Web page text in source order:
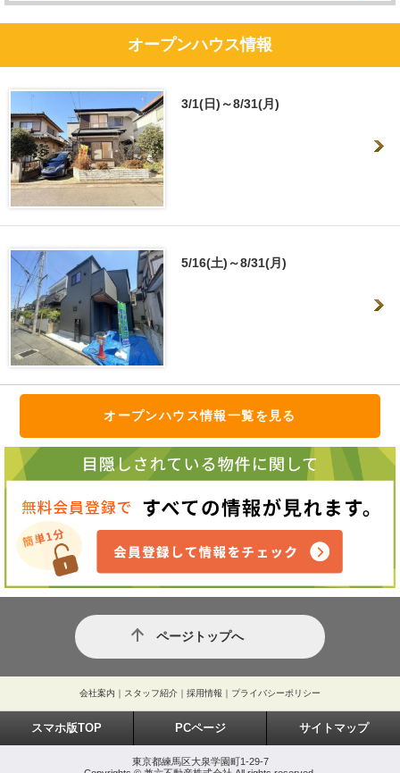
オープンハウス情報
3/1(日)～8/31(月)
5/16(土)～8/31(月)
オープンハウス情報一覧を見る
ページトップへ
会社案内 ｜ スタッフ紹介 ｜ 採用情報 ｜ プライバシーポリシー
スマホ版TOP PCページ サイトマップ
東京都練馬区大泉学園町1-29-7